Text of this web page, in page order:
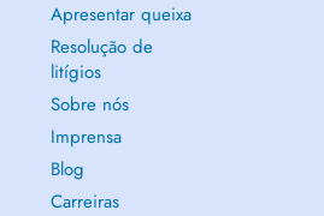
Apresentar queixa
Resolução de
litígios
Sobre nós
Imprensa
Blog
Carreiras